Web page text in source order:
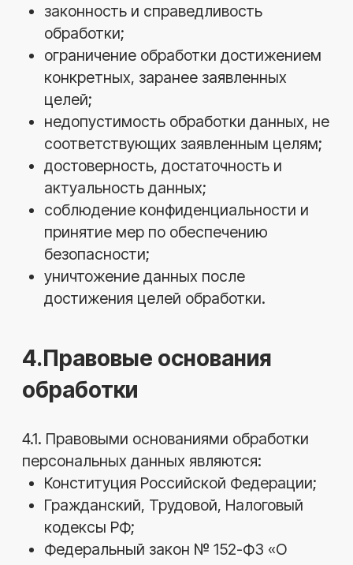
на Сайте или при обращении к
5.2. Обработка может производиться как
с применением автоматизированных
средств, так и без них.
5.3. Специальные и биометрические
категории персональных данных не
обрабатываются.
6.Условия обработки и
хранения данных
6.1. Обработка персональных данных
осуществляется с согласия субъекта,
выраженного в виде действий,
подтверждающих согласие (например,
проставление галочки, нажатие кнопки
«Отправить»).
обработки или установленные законом
6.3. Оператор принимает все
персональных данных от
изменения, распространения или
уничтожения.
6.4. Доступ к персональным данным
предоставляется только
уполномоченным сотрудникам или